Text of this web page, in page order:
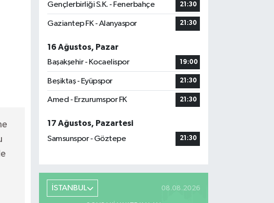
Gençlerbirliği S.K. - Fenerbahçe 21:30
Gaziantep FK - Alanyaspor 21:30
16 Ağustos, Pazar
Başakşehir - Kocaelispor
19:00
Beşiktaş - Eyüpspor 21:30
Amed - Erzurumspor FK 21:30
17 Ağustos, Pazartesi
Samsunspor - Göztepe
21:30
İSTANBUL 08.08.2026